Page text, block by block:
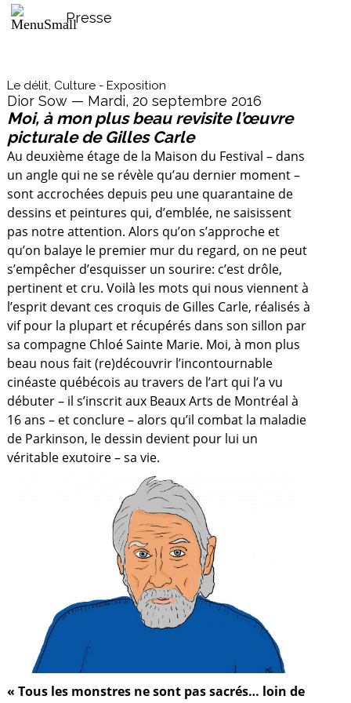
Le délit, Culture - Exposition
Dior Sow — Mardi, 20 septembre 2016
Moi, à mon plus beau revisite l’œuvre
picturale de Gilles Carle
Au deuxième étage de la Maison du Festival – dans
un angle qui ne se révèle qu’au dernier moment –
sont accrochées depuis peu une quarantaine de
dessins et peintures qui, d’emblée, ne saisissent
pas notre attention. Alors qu’on s’approche et
qu’on balaye le premier mur du regard, on ne peut
s’empêcher d’esquisser un sourire: c’est drôle,
pertinent et cru. Voilà les mots qui nous viennent à
l’esprit devant ces croquis de Gilles Carle, réalisés à
vif pour la plupart et récupérés dans son sillon par
sa compagne Chloé Sainte Marie. Moi, à mon plus
beau nous fait (re)découvrir l’incontournable
cinéaste québécois au travers de l’art qui l’a vu
débuter – il s’inscrit aux Beaux Arts de Montréal à
16 ans – et conclure – alors qu’il combat la maladie
de Parkinson, le dessin devient pour lui un
véritable exutoire – sa vie.
« Tous les monstres ne sont pas sacrés… loin de
Presse